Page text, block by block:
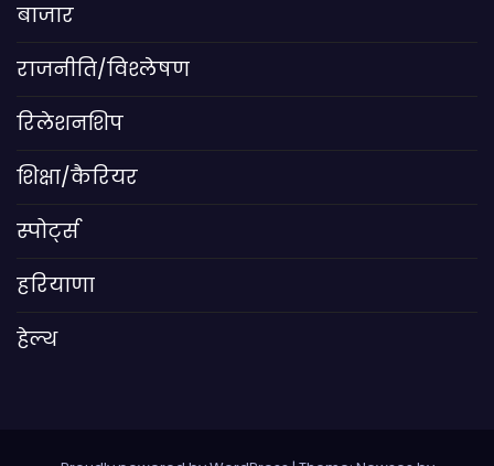
बाजार
राजनीति/विश्लेषण
रिलेशनशिप
शिक्षा/कैरियर
स्पोर्ट्स
हरियाणा
हेल्थ